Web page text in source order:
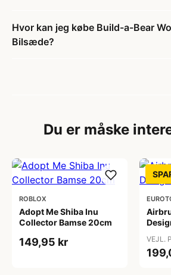
Hvor kan jeg købe Build-a-Bear
Bilsæde?
Du er måske
ROBLOX
Adopt Me Shiba Inu
Collector Bamse 20cm
149,95 kr VEJL.